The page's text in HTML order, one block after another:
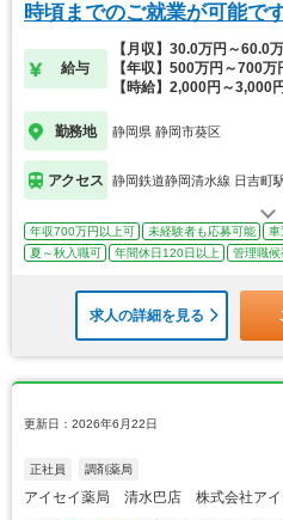
時頃までのご就業が可能で
給与
【月収】30.0万円～60.0
【年収】500万円～700万
【時給】2,000円～3,000円
勤務地 静岡県 静岡市葵区
アクセス 静岡鉄道静岡清水線 日吉町
年収700万円以上可 未経験者も応募可能 車
夏～秋入職可
年間休日120日以上 管理職候
求人の詳細を見る
更新日：2026年6月22日
正社員 調剤薬局
アイセイ薬局 清水巴店 株式会社アイ